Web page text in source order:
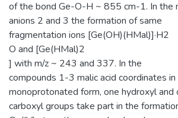
of the bond Ge-O-Н ~ 855 сm-1. In the
anions 2 and 3 the formation of same
fragmentation ions [Ge(OH)(HMal)]·H2
O and [Ge(HMal)2
] with m/z ~ 243 and 337. In the
compounds 1-3 malic acid coordinates
monoprotonated form, one hydroxyl and
carboxyl groups take part in the